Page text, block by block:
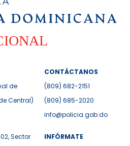
de
Central)
Sector
CONTÁCTANOS
(809) 682-2151
(809) 685-2020
info@policia.gob.do
INFÓRMATE